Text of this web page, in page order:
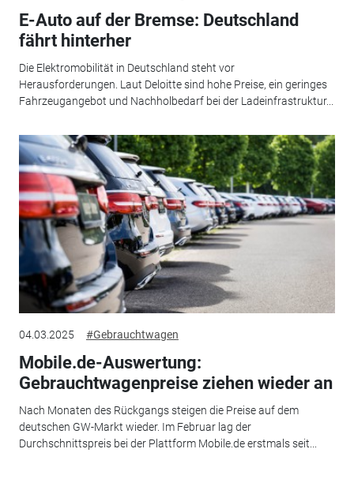
E-Auto auf der Bremse: Deutschland
fährt hinterher
Die Elektromobilität in Deutschland steht vor
Herausforderungen. Laut Deloitte sind hohe Preise, ein geringes
Fahrzeugangebot und Nachholbedarf bei der Ladeinfrastruktur...
04.03.2025 #Gebrauchtwagen
Mobile.de-Auswertung:
Gebrauchtwagenpreise ziehen wieder an
Nach Monaten des Rückgangs steigen die Preise auf dem
deutschen GW-Markt wieder. Im Februar lag der
Durchschnittspreis bei der Plattform Mobile.de erstmals seit...